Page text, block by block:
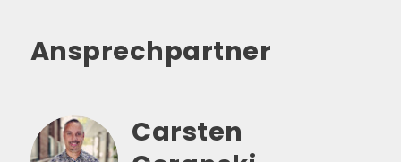
Ansprechpartner
Carsten